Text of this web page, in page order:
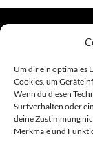
Um dir ein optimales
Cookies, um
Wenn du diesen
Surfverhalten oder
deine Zustimmung
Merkmale und
Links
Amiga (alt in Seite)